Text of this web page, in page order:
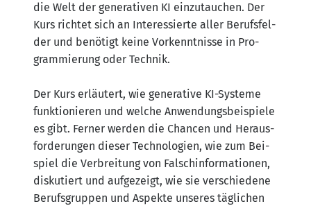
die Welt der gene­ra­ti­ven KI ein­zu­tau­chen. Der
Kurs rich­tet sich an Inter­es­sier­te aller Berufs­fel­
der und benö­tigt kei­ne Vor­kennt­nis­se in Pro­
gram­mie­rung oder Tech­nik.
Der Kurs erläu­tert, wie gene­ra­ti­ve KI-Sys­te­me
funk­tio­nie­ren und wel­che Anwen­dungs­bei­spie­le
es gibt. Fer­ner wer­den die Chan­cen und Her­aus­
for­de­run­gen die­ser Tech­no­lo­gien, wie zum Bei­
spiel die Ver­brei­tung von Falsch­in­for­ma­tio­nen,
dis­ku­tiert und auf­ge­zeigt, wie sie ver­schie­de­ne
Berufs­grup­pen und Aspek­te unse­res täg­li­chen